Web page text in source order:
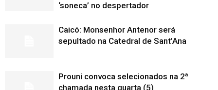
‘soneca’ no despertador
Caicó: Monsenhor Antenor será
sepultado na Catedral de Sant’Ana
Prouni convoca selecionados na 2ª
chamada nesta quarta (5)